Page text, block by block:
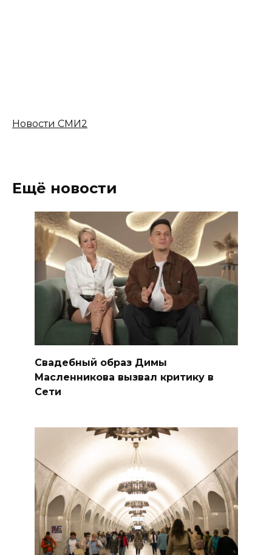
Новости СМИ2
Ещё новости
Свадебный образ Димы
Масленникова вызвал критику в
Сети